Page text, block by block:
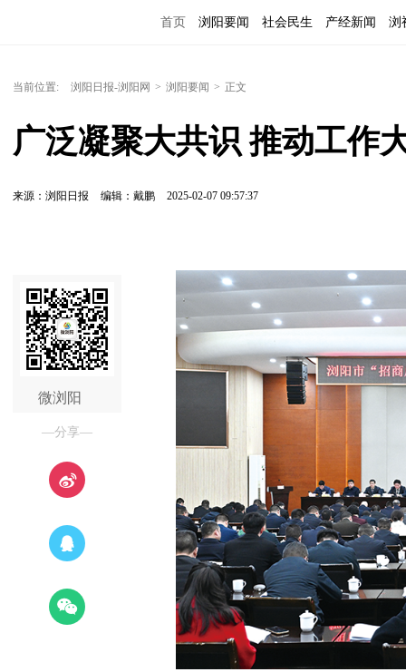
首页 浏阳要闻 社会民生 产经新闻 浏
当前位置: 浏阳日报-浏阳网 > 浏阳要闻 > 正文
广泛凝聚大共识 推动工作
来源：浏阳日报 编辑：戴鹏 2025-02-07 09:57:37
微浏阳
—分享—